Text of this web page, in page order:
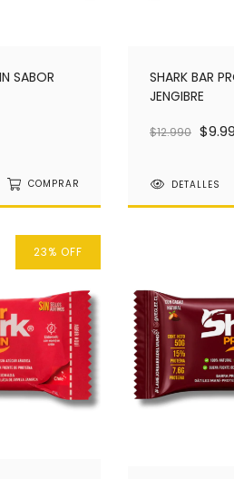
SABOR
COMPRAR
SHARK BAR
JENGIBRE
$12.990
DETALLES
23% OFF